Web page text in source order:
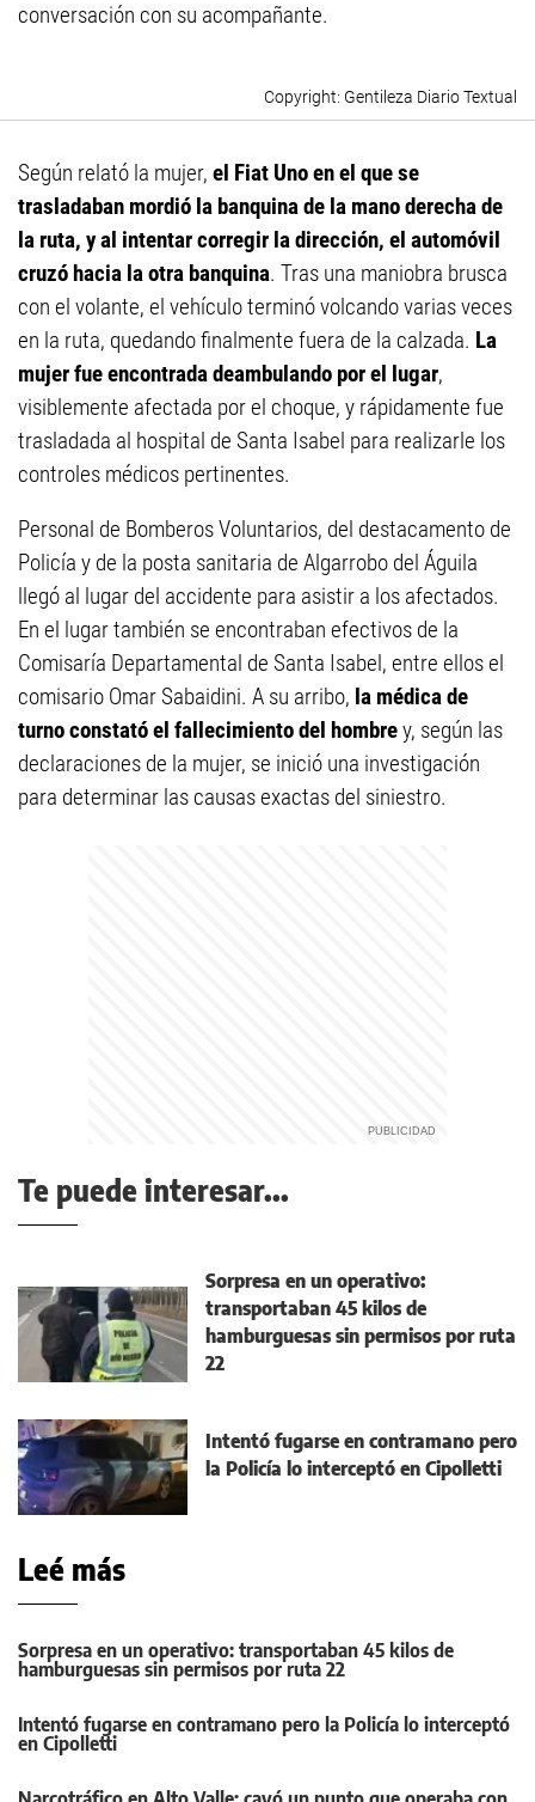
conversación con su acompañante.
Gentileza Diario Textual
Según relató la mujer, el Fiat Uno en el que se
trasladaban mordió la banquina de la mano derecha de
la ruta, y al intentar corregir la dirección, el automóvil
cruzó hacia la otra banquina. Tras una maniobra brusca
con el volante, el vehículo terminó volcando varias veces
en la ruta, quedando finalmente fuera de la calzada. La
mujer fue encontrada deambulando por el lugar,
visiblemente afectada por el choque, y rápidamente fue
trasladada al hospital de Santa Isabel para realizarle los
controles médicos pertinentes.
Personal de Bomberos Voluntarios, del destacamento de
Policía y de la posta sanitaria de Algarrobo del Águila
llegó al lugar del accidente para asistir a los afectados.
En el lugar también se encontraban efectivos de la
Comisaría Departamental de Santa Isabel, entre ellos el
comisario Omar Sabaidini. A su arribo, la médica de
turno constató el fallecimiento del hombrey, según las
declaraciones de la mujer, se inició una investigación
para determinar las causas exactas del siniestro.
Te puede interesar...
Sorpresa en un operativo:
transportaban 45 kilos de
hamburguesas sin permisos por ruta
22
Intentó fugarse en contramano pero
la Policía lo interceptó en Cipolletti
Leé más
Sorpresa en un operativo: transportaban 45 kilos de
hamburguesas sin permisos por ruta 22
Intentó fugarse en contramano pero la Policía lo interceptó
en Cipolletti